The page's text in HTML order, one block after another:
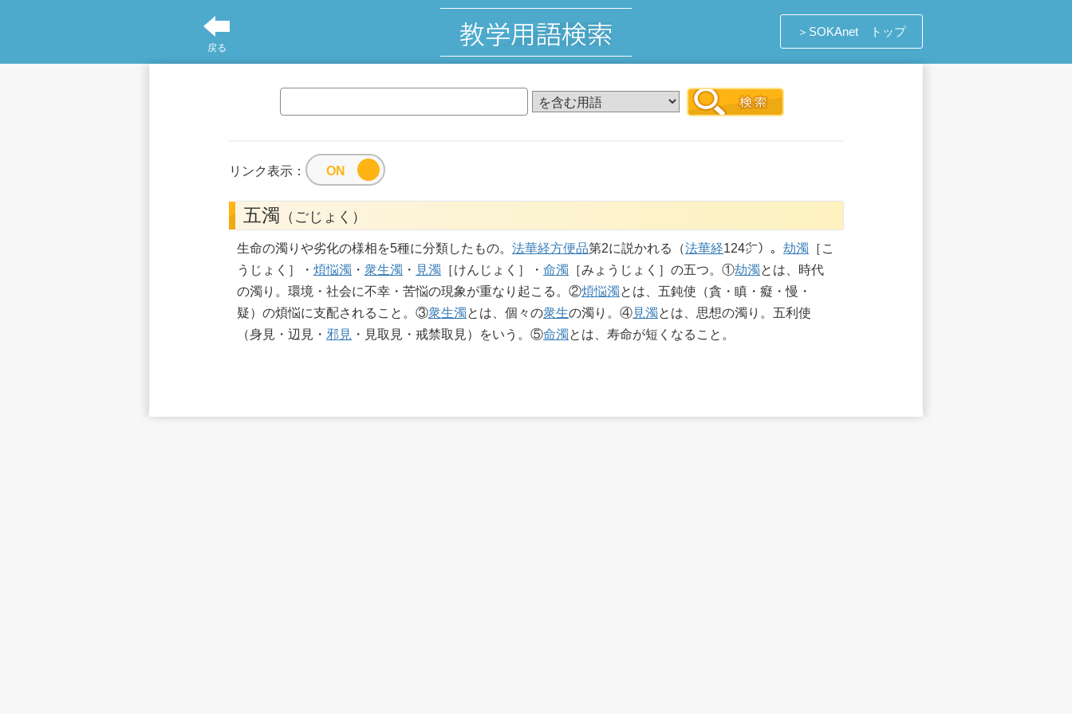
戻る
＞SOKAnet トップ
リンク表示：
五濁 （ごじょく）
生命の濁りや劣化の様相を5種に分類したもの。 法華経方便品第2に説かれる（法華経124㌻）。 劫濁 ［こ
うじょく］・ 煩悩濁 ・ 衆生濁 ・ 見濁 ［けんじょく］・ 命濁 ［みょうじょく］の五つ。①劫濁とは、時代
の濁り。環境・社会に不幸・苦悩の現象が重なり起こる。②煩悩濁とは、五鈍使（貪・瞋・癡・慢・
疑）の煩悩に支配されること。③衆生濁とは、個々の衆生の濁り。④見濁とは、思想の濁り。五利使
（身見・辺見・ 邪見 ・見取見・戒禁取見）をいう。⑤命濁とは、寿命が短くなること。